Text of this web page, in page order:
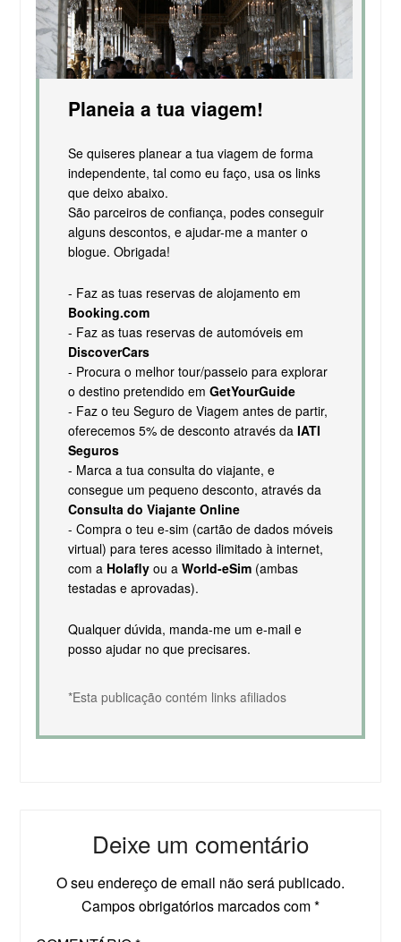
Planeia a tua viagem!
Se quiseres planear a tua viagem de forma
independente, tal como eu faço, usa os links
que deixo abaixo.
São parceiros de confiança, podes conseguir
alguns descontos, e ajudar-me a manter o
blogue. Obrigada!
- Faz as tuas reservas de alojamento em
Booking.com
- Faz as tuas reservas de automóveis em
DiscoverCars
- Procura o melhor tour/passeio para explorar
o destino pretendido em GetYourGuide
- Faz o teu Seguro de Viagem antes de partir,
oferecemos 5% de desconto através da IATI
Seguros
- Marca a tua consulta do viajante, e
consegue um pequeno desconto, através da
Consulta do Viajante Online
- Compra o teu e-sim (cartão de dados móveis
virtual) para teres acesso ilimitado à internet,
com a Holaflyou a World-eSim(ambas
testadas e aprovadas).
Qualquer dúvida, manda-me um e-mail e
posso ajudar no que precisares.
*Esta publicação contém links afiliados
Deixe um comentário
O seu endereço de email não será publicado.
Campos obrigatórios marcados com*